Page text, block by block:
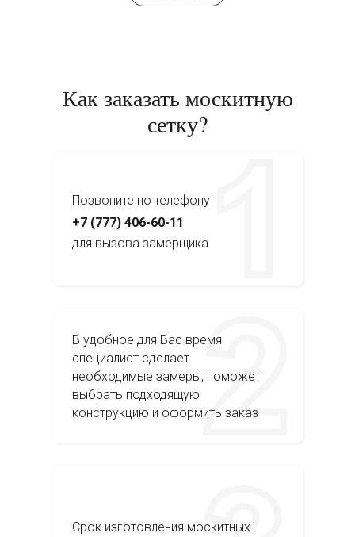
Как заказать москитную
сетку?
Позвоните по телефону
В удобное для Вас время
специалист сделает
необходимые замеры, поможет
выбрать подходящую
конструкцию и оформить заказ
Срок изготовления москитных
+7 (777) 406-60-11
для вызова замерщика